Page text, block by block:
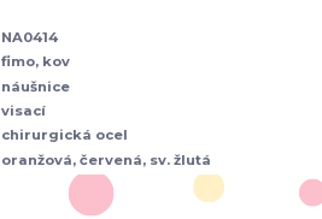
NA0414
fimo, kov
náušnice
visací
chirurgická ocel
oranžová, červená, sv. žlutá